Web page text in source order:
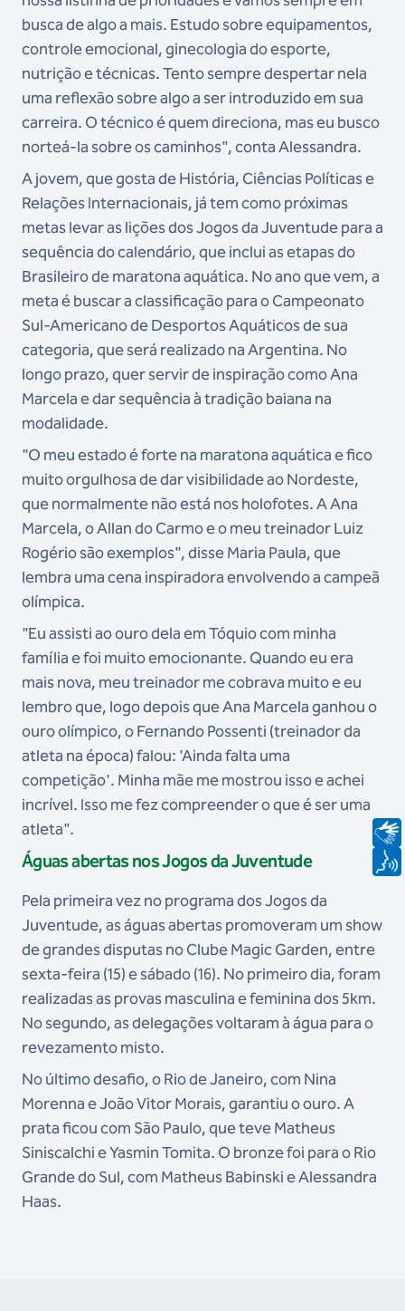
busca de algo a mais. Estudo sobre equipamentos,
controle emocional, ginecologia do esporte,
nutrição e técnicas. Tento sempre despertar nela
uma reflexão sobre algo a ser introduzido em sua
carreira. O técnico é quem direciona, mas eu busco
norteá-la sobre os caminhos", conta Alessandra.
A jovem, que gosta de História, Ciências Políticas e
Relações Internacionais, já tem como próximas
metas levar as lições dos Jogos da Juventude para a
sequência do calendário, que inclui as etapas do
Brasileiro de maratona aquática. No ano que vem, a
meta é buscar a classificação para o Campeonato
Sul-Americano de Desportos Aquáticos de sua
categoria, que será realizado na Argentina. No
longo prazo, quer servir de inspiração como Ana
Marcela e dar sequência à tradição baiana na
modalidade.
"O meu estado é forte na maratona aquática e fico
muito orgulhosa de dar visibilidade ao Nordeste,
que normalmente não está nos holofotes. A Ana
Marcela, o Allan do Carmo e o meu treinador Luiz
Rogério são exemplos", disse Maria Paula, que
lembra uma cena inspiradora envolvendo a campeã
olímpica.
"Eu assisti ao ouro dela em Tóquio com minha
família e foi muito emocionante. Quando eu era
mais nova, meu treinador me cobrava muito e eu
lembro que, logo depois que Ana Marcela ganhou o
ouro olímpico, o Fernando Possenti (treinador da
atleta na época) falou: 'Ainda falta uma
competição'. Minha mãe me mostrou isso e achei
incrível. Isso me fez compreender o que é ser uma
atleta".
Águas abertas nos Jogos da Juventude
Pela primeira vez no programa dos Jogos da
Juventude, as águas abertas promoveram um show
de grandes disputas no Clube Magic Garden, entre
sexta-feira (15) e sábado (16). No primeiro dia, foram
realizadas as provas masculina e feminina dos 5km.
No segundo, as delegações voltaram à água para o
revezamento misto.
No último desafio, o Rio de Janeiro, com Nina
Morenna e João Vitor Morais, garantiu o ouro. A
prata ficou com São Paulo, que teve Matheus
Siniscalchi e Yasmin Tomita. O bronze foi para o Rio
Grande do Sul, com Matheus Babinski e Alessandra
Haas.